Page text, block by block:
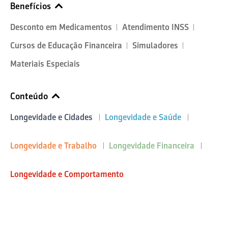
Benefícios
Desconto em Medicamentos
Atendimento INSS
Cursos de Educação Financeira
Simuladores
Materiais Especiais
Conteúdo
Longevidade e Cidades Longevidade e Saúde
Longevidade e Trabalho Longevidade Financeira
Longevidade e Comportamento